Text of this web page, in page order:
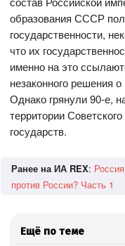
образования СССР
государственности,
что их
именно на это
незаконного решения
Однако грянули 90-е,
территории
государств.
Ранее на ИА REX:
против России? Часть 1
Ещё по теме